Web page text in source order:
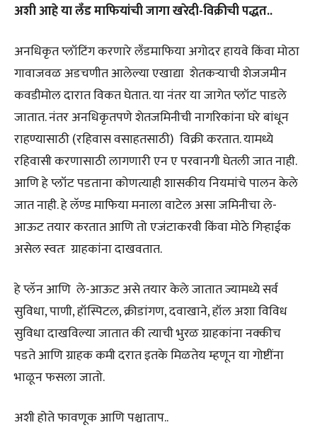
अशी आहे या लँड माफियांची जागा खरेदी-विक्रीची पद्धत..
अनधिकृत प्लॉटिंग करणारे लँडमाफिया अगोदर हायवे किंवा मोठा
गावाजवळ अडचणीत आलेल्या एखाद्या शेतकर्‍याची शेजजमीन
कवडीमोल दारात विकत घेतात. या नंतर या जागेत प्लॉट पाडले
जातात. नंतर अनधिकृतपणे शेतजमिनीची नागरिकांना घरे बांधून
राहण्यासाठी (रहिवास वसाहतसाठी) विक्री करतात. यामध्ये
रहिवासी करणासाठी लागणारी एन ए परवानगी घेतली जात नाही.
आणि हे प्लॉट पडताना कोणत्याही शासकीय नियमांचे पालन केले
जात नाही. हे लॅण्ड माफिया मनाला वाटेल असा जमिनीचा ले-
आऊट तयार करतात आणि तो एजंटाकरवी किंवा मोठे गिऱ्हाईक
असेल स्वतः ग्राहकांना दाखवतात.
हे प्लॅन आणि ले-आऊट असे तयार केले जातात ज्यामध्ये सर्व
सुविधा, पाणी, हॉस्पिटल, क्रीडांगण, दवाखाने, हॉल अशा विविध
सुविधा दाखविल्या जातात की त्याची भुरळ ग्राहकांना नक्कीच
पडते आणि ग्राहक कमी दरात इतके मिळतेय म्हणून या गोष्टींना
भाळून फसला जातो.
अशी होते फावणूक आणि पश्चाताप..